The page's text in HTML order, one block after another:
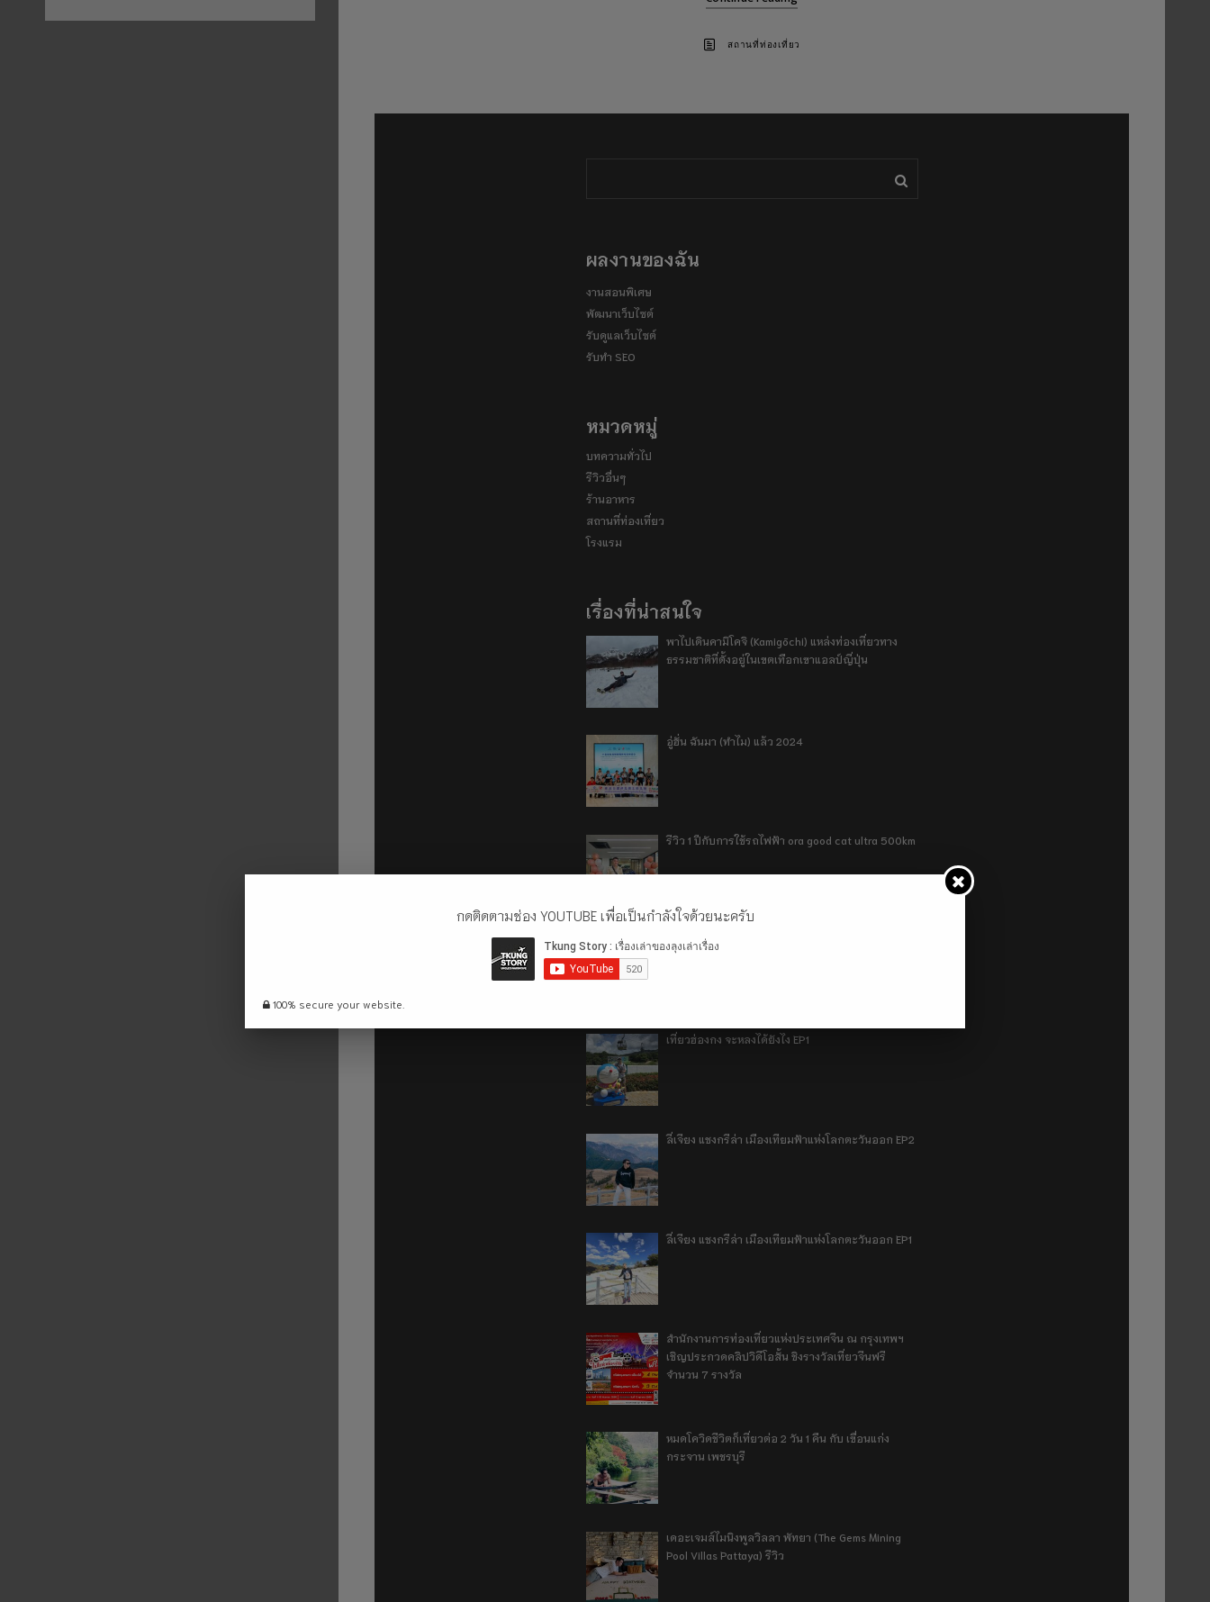
สถานที่ท่องเที่ยว
ผลงานของฉัน
งานสอนพิเศษ
พัฒนาเว็บไซต์
รับดูแลเว็บไซต์
รับทำ SEO
หมวดหมู่
บทความทั่วไป
รีวิวอื่นๆ
ร้านอาหาร
สถานที่ท่องเที่ยว
โรงแรม
เรื่องที่น่าสนใจ
พาไปเดินคามิโคจิ (Kamigōchi) แหล่งท่องเที่ยวทาง
ธรรมชาติที่ตั้งอยู่ในเขตเทือกเขาแอลป์ญี่ปุ่น
อู่ฮั่น ฉันมา (ทำไม) แล้ว 2024
รีวิว 1 ปีกับการใช้รถไฟฟ้า ora good cat ultra 500km
เที่ยวฮ่องกง จะหลงได้ยังไง EP2
เที่ยวฮ่องกง จะหลงได้ยังไง EP1
ลี่เจียง แชงกรีล่า เมืองเทียมฟ้าแห่งโลกตะวันออก EP2
ลี่เจียง แชงกรีล่า เมืองเทียมฟ้าแห่งโลกตะวันออก EP1
สำนักงานการท่องเที่ยวแห่งประเทศจีน ณ กรุงเทพฯ
เชิญประกวดคลิปวิดีโอสั้น ชิงรางวัลเที่ยวจีนฟรี
จำนวน 7 รางวัล
หมดโควิดชีวิตก็เที่ยวต่อ 2 วัน 1 คืน กับ เขื่อนแก่ง
กระจาน เพชรบุรี
เดอะเจมส์ไมนิงพูลวิลลา พัทยา (The Gems Mining
Pool Villas Pattaya) รีวิว
กดติดตามช่อง YOUTUBE เพื่อเป็นกำลังใจด้วยนะครับ
100% secure your website.